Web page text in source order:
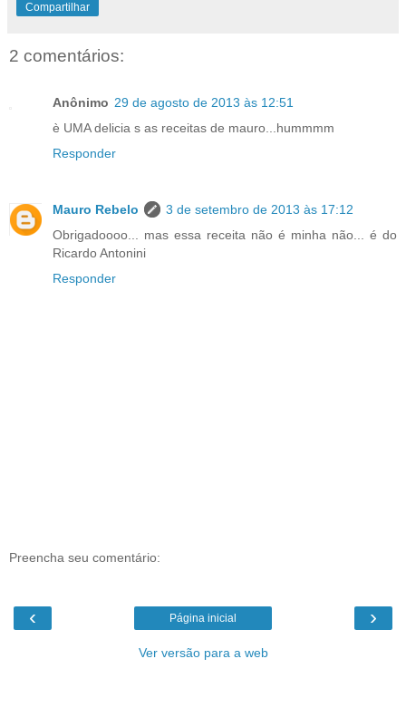
Compartilhar
2 comentários:
Anônimo 29 de agosto de 2013 às 12:51
è UMA delicia s as receitas de mauro...hummmm
Responder
Mauro Rebelo
3 de setembro de 2013 às 17:12
Obrigadoooo... mas essa receita não é minha não... é do
Ricardo Antonini
Responder
Preencha seu comentário:
‹ ›
Página inicial
Ver versão para a web